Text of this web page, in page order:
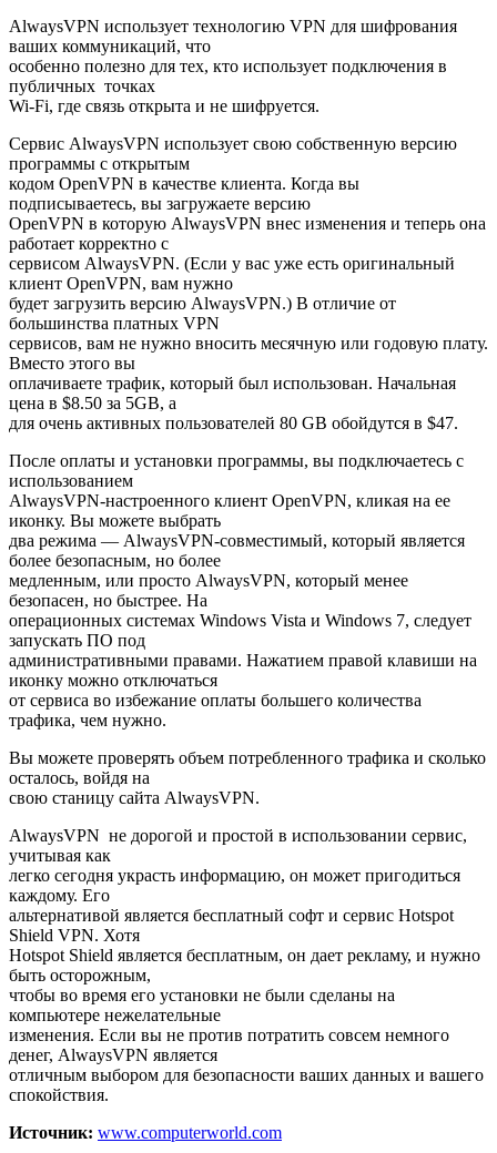
AlwaysVPN использует технологию VPN для шифрования
ваших коммуникаций, что
особенно полезно для тех, кто использует подключения в
публичных точках
Wi-Fi, где связь открыта и не шифруется.
Сервис AlwaysVPN использует свою собственную версию
программы с открытым
кодом OpenVPN в качестве клиента. Когда вы
подписываетесь, вы загружаете версию
OpenVPN в которую AlwaysVPN внес изменения и теперь она
работает корректно с
сервисом AlwaysVPN. (Если у вас уже есть оригинальный
клиент OpenVPN, вам нужно
будет загрузить версию AlwaysVPN.) В отличие от
большинства платных VPN
сервисов, вам не нужно вносить месячную или годовую плату.
Вместо этого вы
оплачиваете трафик, который был использован. Начальная
цена в $8.50 за 5GB, а
для очень активных пользователей 80 GB обойдутся в $47.
После оплаты и установки программы, вы подключаетесь с
использованием
AlwaysVPN-настроенного клиент OpenVPN, кликая на ее
иконку. Вы можете выбрать
два режима — AlwaysVPN-совместимый, который является
более безопасным, но более
медленным, или просто AlwaysVPN, который менее
безопасен, но быстрее. На
операционных системах Windows Vista и Windows 7, следует
запускать ПО под
административными правами. Нажатием правой клавиши на
иконку можно отключаться
от сервиса во избежание оплаты большего количества
трафика, чем нужно.
Вы можете проверять объем потребленного трафика и сколько
осталось, войдя на
свою станицу сайта AlwaysVPN.
AlwaysVPN не дорогой и простой в использовании сервис,
учитывая как
легко сегодня украсть информацию, он может пригодиться
каждому. Его
альтернативой является бесплатный софт и сервис Hotspot
Shield VPN. Хотя
Hotspot Shield является бесплатным, он дает рекламу, и нужно
быть осторожным,
чтобы во время его установки не были сделаны на
компьютере нежелательные
изменения. Если вы не против потратить совсем немного
денег, AlwaysVPN является
отличным выбором для безопасности ваших данных и вашего
спокойствия.
Источник: www.computerworld.com